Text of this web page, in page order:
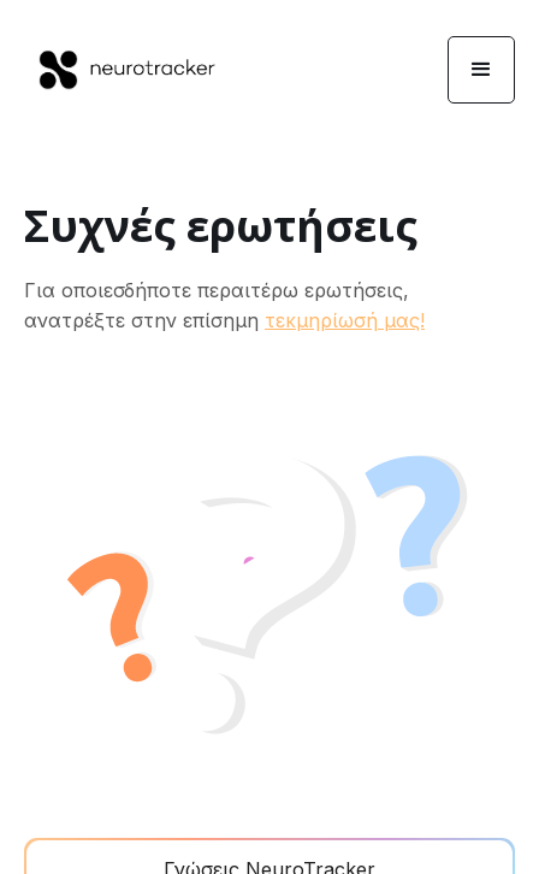
Συχνές ερωτήσεις
Για οποιεσδήποτε περαιτέρω ερωτήσεις,
ανατρέξτε στην επίσημη τεκμηρίωσή μας!